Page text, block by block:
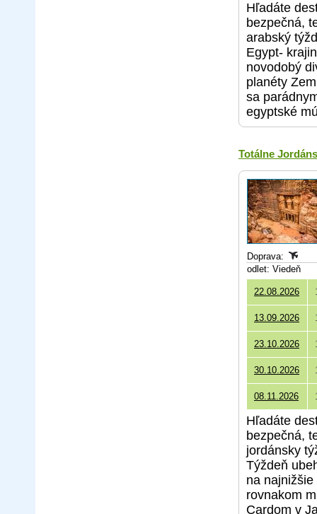
Hľadáte
bezpečná,
arabský
Egypt-
novodobý
planéty
sa
egyptské
Totálne
Doprava:
odlet: Viedeň
22.08.2026
13.09.2026
23.10.2026
30.10.2026
08.11.2026
Hľadáte
bezpečná,
jordánsky
Týždeň
na
rovnakom
Cardom v